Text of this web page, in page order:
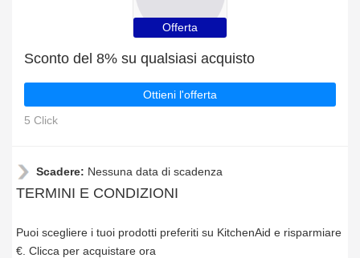
Offerta
Sconto del 8% su qualsiasi acquisto
Ottieni l'offerta
5 Click
Scadere: Nessuna data di scadenza
TERMINI E CONDIZIONI
Puoi scegliere i tuoi prodotti preferiti su KitchenAid e risparmiare
€. Clicca per acquistare ora